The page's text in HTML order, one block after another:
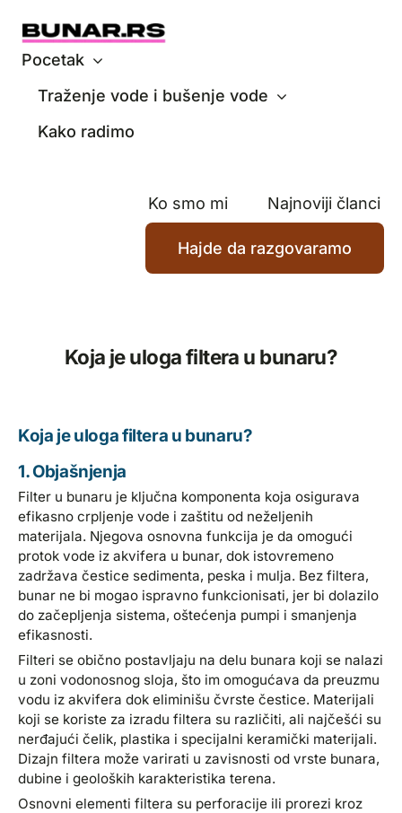
content
Pocetak
Traženje vode i bušenje vode
Kako radimo
Ko smo mi Najnoviji članci
Hajde da razgovaramo
Koja je uloga filtera u bunaru?
Koja je uloga filtera u bunaru?
1. Objašnjenja
Filter u bunaru je ključna komponenta koja osigurava
efikasno crpljenje vode i zaštitu od neželjenih
materijala. Njegova osnovna funkcija je da omogući
protok vode iz akvifera u bunar, dok istovremeno
zadržava čestice sedimenta, peska i mulja. Bez filtera,
bunar ne bi mogao ispravno funkcionisati, jer bi dolazilo
do začepljenja sistema, oštećenja pumpi i smanjenja
efikasnosti.
Filteri se obično postavljaju na delu bunara koji se nalazi
u zoni vodonosnog sloja, što im omogućava da preuzmu
vodu iz akvifera dok eliminišu čvrste čestice. Materijali
koji se koriste za izradu filtera su različiti, ali najčešći su
nerđajući čelik, plastika i specijalni keramički materijali.
Dizajn filtera može varirati u zavisnosti od vrste bunara,
dubine i geoloških karakteristika terena.
Osnovni elementi filtera su perforacije ili prorezi kroz